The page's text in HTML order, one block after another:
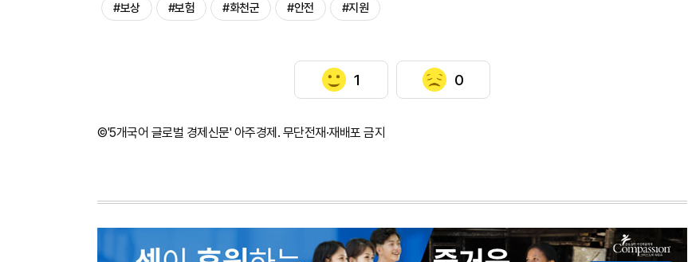
#보상 #보험 #화천군 #안전 #지원
1 0
©'5개국어 글로벌 경제신문' 아주경제. 무단전재·재배포 금지